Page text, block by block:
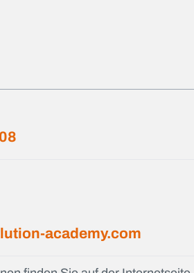
academy.com